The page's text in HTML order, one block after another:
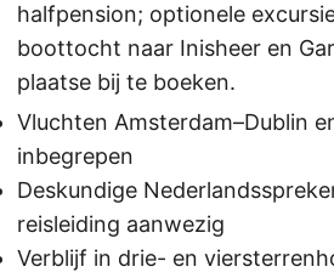
halfpension; optionele
boottocht naar Inisheer en
plaatse bij te boeken.
Vluchten Amsterdam–Dublin
inbegrepen
Deskundige
reisleiding aanwezig
Verblijf in drie- en